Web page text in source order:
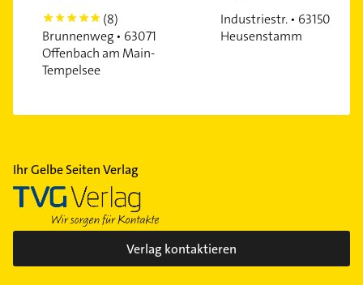
5
(8)
Brunnenweg • 63071
Offenbach am Main-
Tempelsee
Industriestr. • 63150
Heusenstamm
Ihr Gelbe Seiten Verlag
Verlag kontaktieren